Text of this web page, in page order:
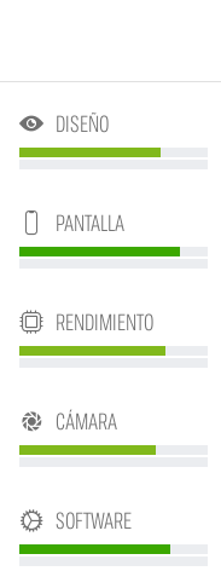
DISEÑO
PANTALLA
RENDIMIENTO
CÁMARA
SOFTWARE